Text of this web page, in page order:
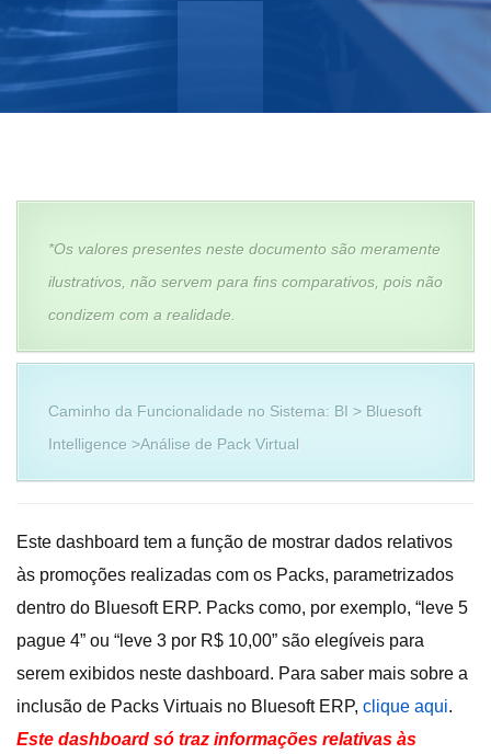
*Os valores presentes neste documento são meramente
ilustrativos, não servem para fins comparativos, pois não
condizem com a realidade.
Caminho da Funcionalidade no Sistema: BI > Bluesoft
Intelligence >Análise de Pack Virtual
Este dashboard tem a função de mostrar dados relativos
às promoções realizadas com os Packs, parametrizados
dentro do Bluesoft ERP. Packs como, por exemplo, “leve 5
pague 4” ou “leve 3 por R$ 10,00” são elegíveis para
serem exibidos neste dashboard. Para saber mais sobre a
inclusão de Packs Virtuais no Bluesoft ERP, clique aqui.
Este dashboard só traz informações relativas às